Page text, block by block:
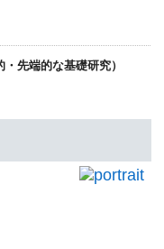
先端的な基礎研究）